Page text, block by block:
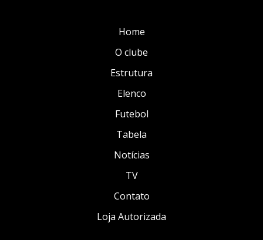
Home
O clube
Estrutura
Elenco
Futebol
Tabela
Notícias
TV
Contato
Loja Autorizada